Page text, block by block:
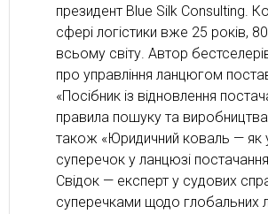
президент Blue Silk Consulting.
сфері логістики вже 25 років, 80
всьому світу. Автор
про управління ланцюгом
«Посібник із відновлення
правила пошуку та виробництва
також «Юридичний коваль — як
суперечок у ланцюзі постачання
Свідок — експерт у судових
суперечками щодо глобальних